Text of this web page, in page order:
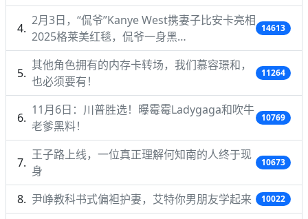
2月3日，“侃爷”Kanye West携妻子比安卡亮相
2025格莱美红毯，侃爷一身黑…
14613
其他角色拥有的内存卡转场，我们慕容璟和，
也必须要有！
11264
11月6日：川普胜选！曝霉霉Ladygaga和吹牛
老爹黑料！
10769
王子路上线，一位真正理解何知南的人终于现
身
10673
尹峥教科书式偏袒护妻，艾特你男朋友学起来 10022